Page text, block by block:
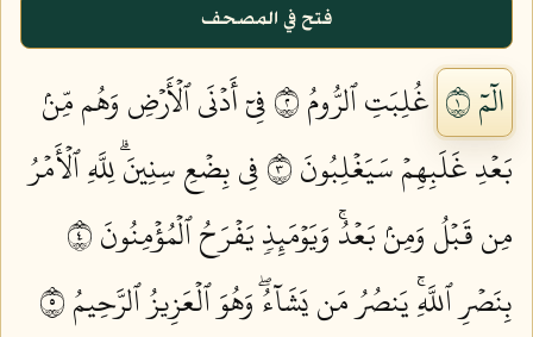
فتح في المصحف
الٓمٓ ١ غُلِبَتِ ٱلرُّومُ ٢
فِيٓ أَدۡنَى ٱلۡأَرۡضِ وَهُم مِّنۢ
بَعۡدِ غَلَبِهِمۡ سَيَغۡلِبُونَ ٣
فِي بِضۡعِ سِنِينَۗ لِلَّهِ ٱلۡأَمۡرُ
مِن قَبۡلُ وَمِنۢ بَعۡدُۚ وَيَوۡمَئِذٖ يَفۡرَحُ ٱلۡمُؤۡمِنُونَ ٤
بِنَصۡرِ ٱللَّهِۚ يَنصُرُ مَن يَشَآءُۖ وَهُوَ ٱلۡعَزِيزُ ٱلرَّحِيمُ ٥